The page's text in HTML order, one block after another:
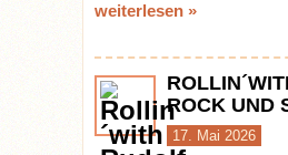
weiterlesen »
ROCK UND
17. Mai 2026